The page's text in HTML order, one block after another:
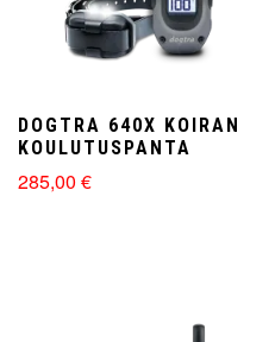
DOGTRA 640X KOIRAN
KOULUTUSPANTA
285,00 €